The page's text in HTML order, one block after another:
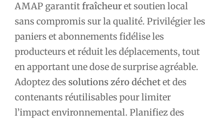
AMAP garantitfraîcheuret soutien local
sans compromis sur la qualité. Privilégier les
paniers et abonnements fidélise les
producteurs et réduit les déplacements, tout
en apportant une dose de surprise agréable.
Adoptez des solutions zéro déchetet des
contenants réutilisables pour limiter
l’impact environnemental. Planifiez des